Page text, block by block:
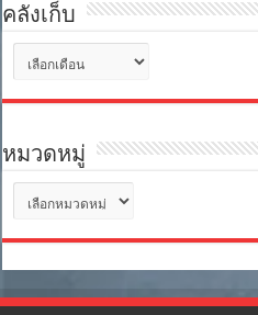
คลังเก็บ
เก็บ
หมวดหมู่
หมู่